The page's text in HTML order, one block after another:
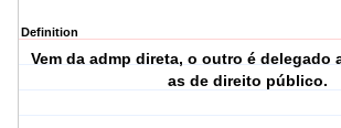
Definition
Vem da admp direta, o outro é delegado
as de direito público.